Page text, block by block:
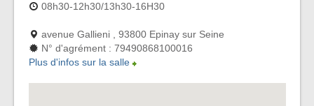
08h30-12h30/13h30-16H30
avenue Gallieni , 93800 Epinay sur Seine
N° d'agrément : 79490868100016
Plus d'infos sur la salle